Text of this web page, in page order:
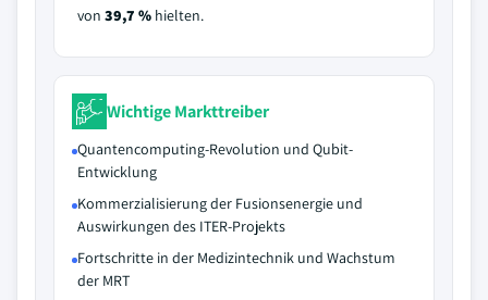
von 39,7 % hielten.
Wichtige Markttreiber
Quantencomputing-Revolution und Qubit-
Entwicklung
Kommerzialisierung der Fusionsenergie und
Auswirkungen des ITER-Projekts
Fortschritte in der Medizintechnik und Wachstum
der MRT